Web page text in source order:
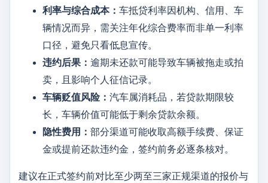
利率与综合成本： 车抵贷利率因机构、信用、车
辆情况而异，需关注年化综合费率而非单一利率
口径，避免只看低息宣传。
违约后果： 逾期未还款可能导致车辆被拖走或拍
卖，且影响个人征信记录。
车辆贬值风险： 汽车属消耗品，若贷款期限较
长，车辆价值可能低于剩余贷款余额。
隐性费用： 部分渠道可能收取高额手续费、保证
金或提前还款违约金，签约前务必逐条核对。
建议在正式签约前对比至少两至三家正规渠道的报价与